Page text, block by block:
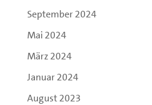
September 2024
Mai 2024
März 2024
Januar 2024
August 2023